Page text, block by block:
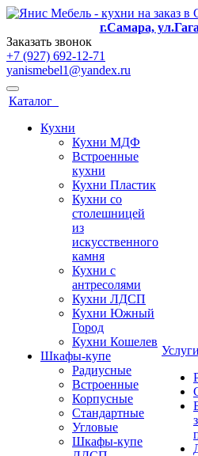
г.Самара,
Заказать звонок
+7 (927) 692-12-71
yanismebel1@yandex.ru
Каталог
Кухни
Кухни МДФ
Встроенные
кухни
Кухни Пластик
Кухни со
столешницей
из
искусcтвенного
камня
Кухни с
антресолями
Кухни ЛДСП
Кухни Южный
Город
Кухни Кошелев
Шкафы-купе
Радиусные
Встроенные
Корпусные
Стандартные
Угловые
Шкафы-купе